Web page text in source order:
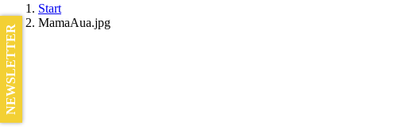
Start
MamaAua.jpg
NEWSLETTER